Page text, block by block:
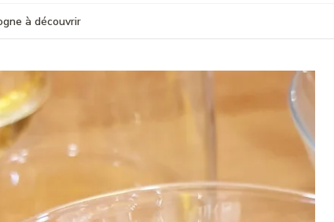
à découvrir